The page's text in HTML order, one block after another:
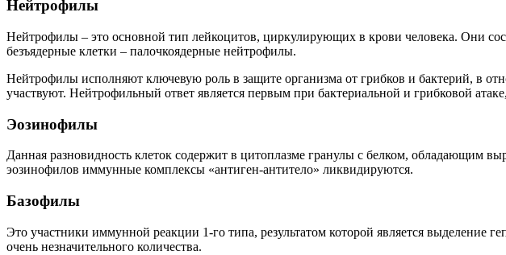
Нейтрофилы
Нейтрофилы – это основной тип лейкоцитов, циркулирующих в крови человека. Они
безъядерные клетки – палочкоядерные нейтрофилы.
Нейтрофилы исполняют ключевую роль в защите организма от грибков и бактерий, в
участвуют. Нейтрофильный ответ является первым при бактериальной и грибковой
Эозинофилы
Данная разновидность клеток содержит в цитоплазме гранулы с белком, обладающим
эозинофилов иммунные комплексы «антиген-антитело» ликвидируются.
Базофилы
Это участники иммунной реакции 1-го типа, результатом которой является выделение
очень незначительного количества.